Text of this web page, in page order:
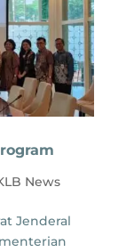
News
Jenderal